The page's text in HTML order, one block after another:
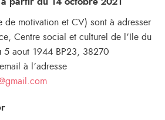
de motivation et CV) sont à adresser
Centre social et culturel de l’Ile du
5 aout 1944 BP23, 38270
à l’adresse